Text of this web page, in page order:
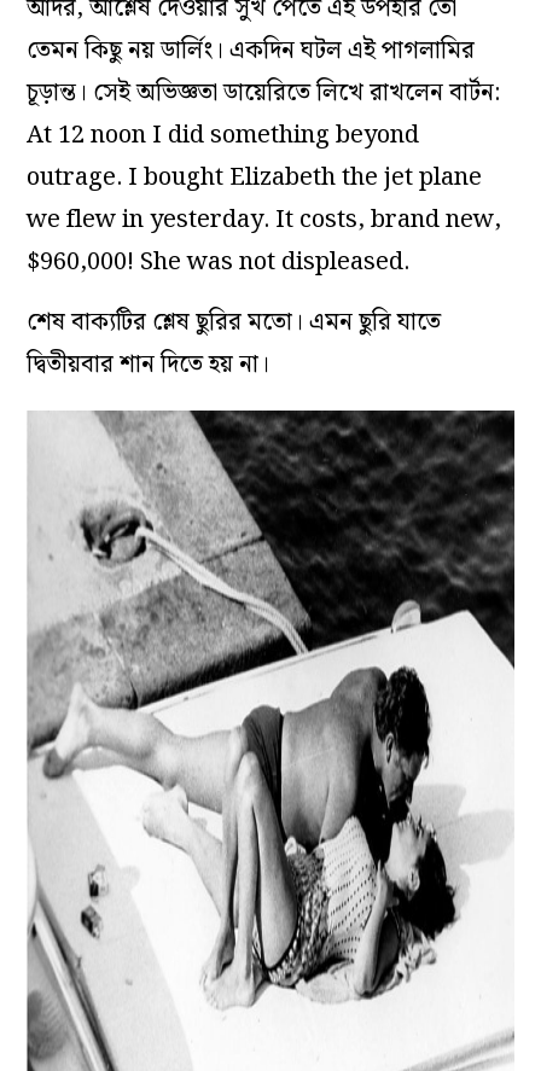
আদর, আশ্লেষ দেওয়ার সুখ পেতে এই উপহার তো
তেমন কিছু নয় ডার্লিং। একদিন ঘটল এই পাগলামির
চূড়ান্ত। সেই অভিজ্ঞতা ডায়েরিতে লিখে রাখলেন বার্টন:
At 12 noon I did something beyond
outrage. I bought Elizabeth the jet plane
we flew in yesterday. It costs, brand new,
$960,000! She was not displeased.
শেষ বাক্যটির শ্লেষ ছুরির মতো। এমন ছুরি যাতে
দ্বিতীয়বার শান দিতে হয় না।